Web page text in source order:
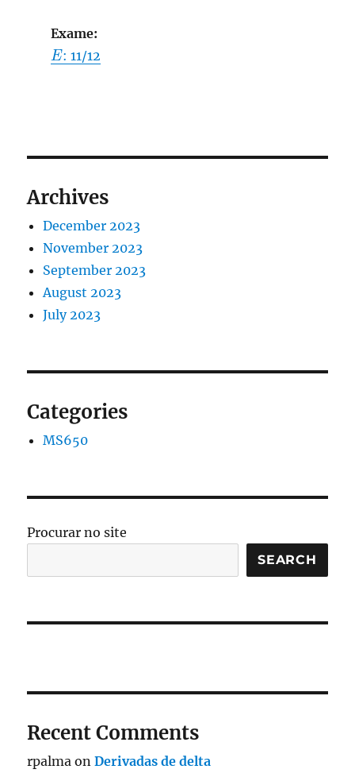
Exame:
E
E: 11/12
Archives
December 2023
November 2023
September 2023
August 2023
July 2023
Categories
MS650
Procurar no site
SEARCH
Recent Comments
rpalma onDerivadas de delta